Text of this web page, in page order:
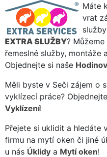
Máte
vrat
EXTRA SLUŽBY?
řemeslné služby, montáže
Objednejte si naše
Měli byste v Seči zájem o
vyklízecí práce?
Vyklízení!
Přejete si uklidit a hledáte
firmu na mytí oken či jiné
u nás Úklidy a Mytí oken!